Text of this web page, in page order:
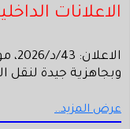
الاعلانات
وبجاهزية جيدة
عرض المزيد..